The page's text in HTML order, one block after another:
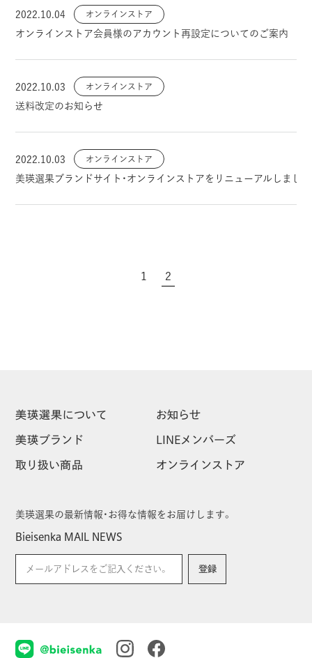
2022.10.04 オンラインストア
オンラインストア会員様のアカウント再設定についてのご案内
2022.10.03 オンラインストア
送料改定のお知らせ
2022.10.03 オンラインストア
美瑛選果ブランドサイト・オンラインストアをリニューアルしました
1 2
美瑛選果について
美瑛ブランド
取り扱い商品
お知らせ
LINEメンバーズ
オンラインストア
美瑛選果の最新情報・お得な情報をお届けします。
Bieisenka MAIL NEWS